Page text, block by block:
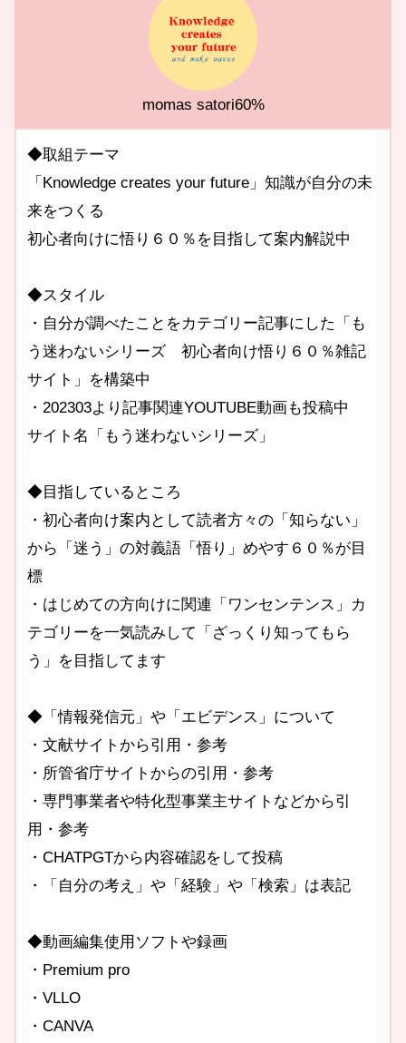
momas satori60%
◆取組テーマ
「Knowledge creates your future」知識が自分の未
来をつくる
初心者向けに悟り６０％を目指して案内解説中
◆スタイル
・自分が調べたことをカテゴリー記事にした「も
う迷わないシリーズ 初心者向け悟り６０％雑記
サイト」を構築中
・202303より記事関連YOUTUBE動画も投稿中
サイト名「もう迷わないシリーズ」
◆目指しているところ
・初心者向け案内として読者方々の「知らない」
から「迷う」の対義語「悟り」めやす６０％が目
標
・はじめての方向けに関連「ワンセンテンス」カ
テゴリーを一気読みして「ざっくり知ってもら
う」を目指してます
◆「情報発信元」や「エビデンス」について
・文献サイトから引用・参考
・所管省庁サイトからの引用・参考
・専門事業者や特化型事業主サイトなどから引
用・参考
・CHATPGTから内容確認をして投稿
・「自分の考え」や「経験」や「検索」は表記
◆動画編集使用ソフトや録画
・Premium pro
・VLLO
・CANVA